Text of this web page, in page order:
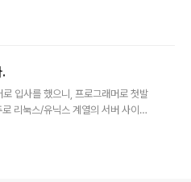
고 다시 차에
빌려 보험사에
까이 떨었다. 모
입사를 했으니, 프로그래머로 첫발
리눅스/유닉스 계열의 서버 사이드
로운 직장을 찾으면서 그동안 해보